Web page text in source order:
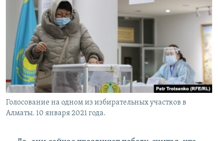
Голосование на одном из избирательных участков в
Алматы. 10 января 2021 года.